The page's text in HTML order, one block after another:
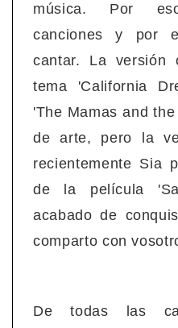
música. Por
canciones y por
cantar. La versión
tema 'California
'The Mamas and
de arte, pero la
recientemente Sia
de la película
acabado de
comparto con
De todas las